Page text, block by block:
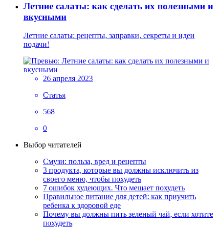
Летние салаты: как сделать их полезными и
вкусными
Летние салаты: рецепты, заправки, секреты и идеи
подачи!
26 апреля 2023
Статья
568
0
Выбор читателей
Смузи: польза, вред и рецепты
3 продукта, которые вы должны исключить из
своего меню, чтобы похудеть
7 ошибок худеющих. Что мешает похудеть
Правильное питание для детей: как приучить
ребенка к здоровой еде
Почему вы должны пить зеленый чай, если хотите
похудеть